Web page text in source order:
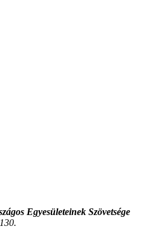
Egyesületeinek Szövetsége